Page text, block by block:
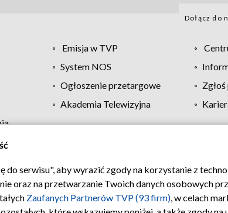
Dołącz do
Emisja w TVP
System NOS
Ogłoszenie przetargowe
Akademia Telewizyjna
Regulamin TVP Polityka prywatności
do serwisu", aby wyrazić zgody na korzystanie z
oraz na przetwarzanie Twoich danych osobowych
Zaufanych Partnerów TVP (93 firm), w celach